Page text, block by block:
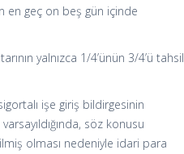
en geç on beş gün içinde
yalnızca 1/4’ünün 3/4’ü tahsil
işe giriş bildirgesinin
söz konusu
olması nedeniyle idari para